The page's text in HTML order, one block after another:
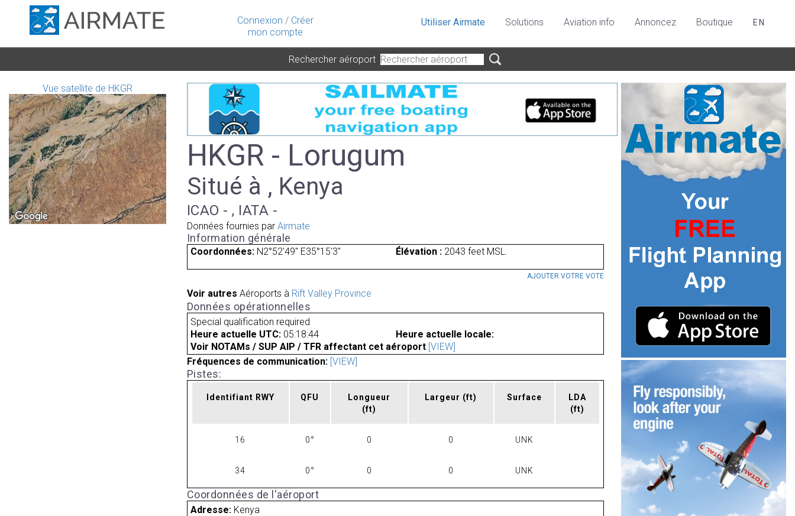
Connexion / Créer
mon compte
Utiliser Airmate Solutions Aviation info Annoncez Boutique EN
Rechercher aéroport
Vue satellite de HKGR
HKGR - Lorugum
Situé à , Kenya
ICAO - , IATA -
Données fournies par Airmate
Information générale
Coordonnées: N2°52'49" E35°15'3" Élévation :2043 feet MSL.
AJOUTER VOTRE VOTE
Voir autres Aéroports à Rift Valley Province
Données opérationnelles
Special qualification required
Heure actuelle UTC: 05:18:44
Heure actuelle locale:
Voir NOTAMs / SUP AIP / TFR affectant cet aéroport [VIEW]
Fréquences de communication: [VIEW]
Pistes:
Identifiant RWY QFU
Longueur
(ft)
Largeur (ft) Surface
LDA
(ft)
16 0° 0 0 UNK
34 0° 0 0 UNK
Coordonnées de l'aéroport
Adresse: Kenya